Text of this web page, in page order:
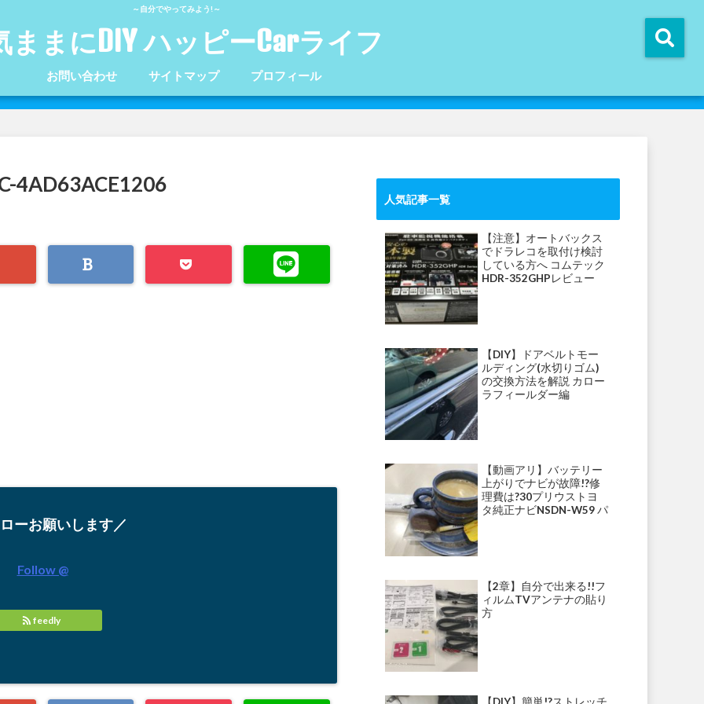
～自分でやってみよう!～
ままにDIY ハッピーCarライフ
お問い合わせ サイトマップ プロフィール
4AD63ACE1206
ーお願いします／
Follow @
feedly
人気記事一覧
【注意】オートバックス
でドラレコを取付け検討
している方へ コムテック
HDR-352GHPレビュー
【DIY】ドアベルトモー
ルディング(水切りゴム)
の交換方法を解説 カロー
ラフィールダー編
【動画アリ】バッテリー
上がりでナビが故障!?修
理費は?30プリウストヨ
タ純正ナビNSDN-W59 パ
【2章】自分で出来る!!フ
ィルムTVアンテナの貼り
方